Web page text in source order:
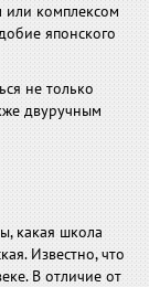
или комплексом
японского
не только
двуручным
какая школа
Известно, что
В отличие от